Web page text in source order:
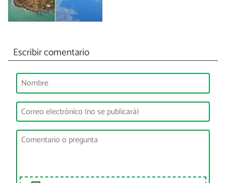
Escribir comentario